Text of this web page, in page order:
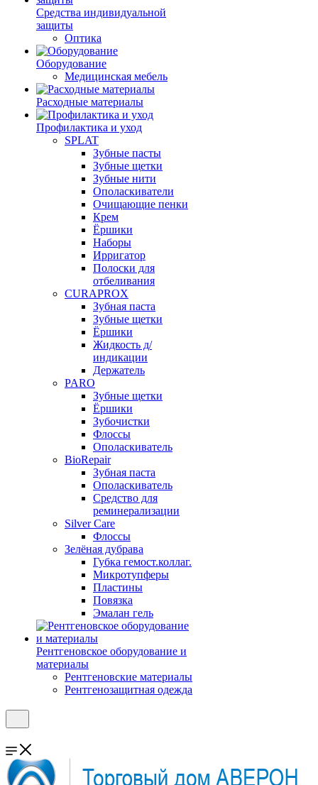
Средства индивидуальной
защиты
Оптика
Оборудование
Медицинская мебель
Расходные материалы
Профилактика и уход
SPLAT
Зубные пасты
Зубные щетки
Зубные нити
Ополаскиватели
Очищающие пенки
Крем
Ёршики
Наборы
Ирригатор
Полоски для
отбеливания
CURAPROX
Зубная паста
Зубные щетки
Ёршики
Жидкость д/
индикации
Держатель
PARO
Зубные щетки
Ёршики
Зубочистки
Флоссы
Ополаскиватель
BioRepair
Зубная паста
Ополаскиватель
Средство для
реминерализации
Silver Care
Флоссы
Зелёная дубрава
Губка гемост.коллаг.
Микротупферы
Пластины
Повязка
Эмалан гель
Рентгеновское оборудование и
материалы
Рентгеновские материалы
Рентгенозащитная одежда